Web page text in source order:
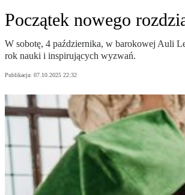
Początek nowego
W sobotę, 4 października, w barokowej Auli
rok nauki i inspirujących wyzwań.
Publikacja: 07.10.2025 22:32